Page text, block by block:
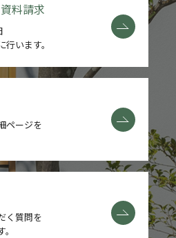
料請求
います。
ページを
く質問を